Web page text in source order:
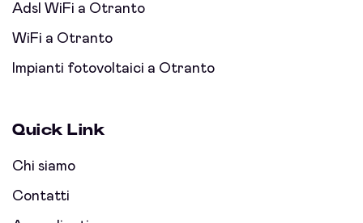
Adsl WiFi a Otranto
WiFi a Otranto
Impianti fotovoltaici a Otranto
Quick Link
Chi siamo
Contatti